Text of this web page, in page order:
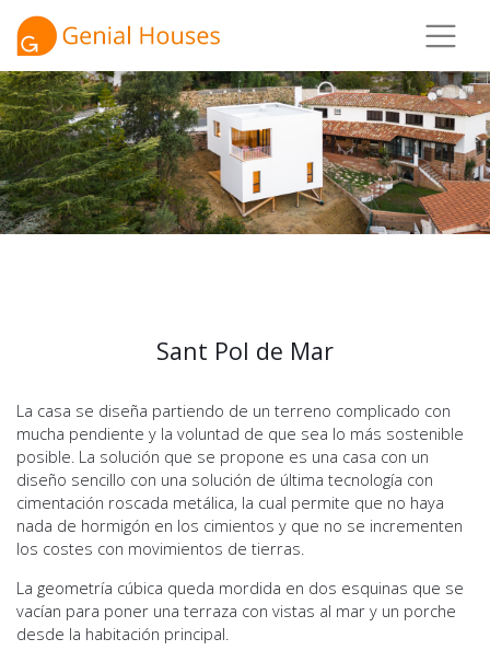
Sant Pol de Mar
La casa se diseña partiendo de un terreno complicado con
mucha pendiente y la voluntad de que sea lo más sostenible
posible. La solución que se propone es una casa con un
diseño sencillo con una solución de última tecnología con
cimentación roscada metálica, la cual permite que no haya
nada de hormigón en los cimientos y que no se incrementen
los costes con movimientos de tierras.
La geometría cúbica queda mordida en dos esquinas que se
vacían para poner una terraza con vistas al mar y un porche
desde la habitación principal.